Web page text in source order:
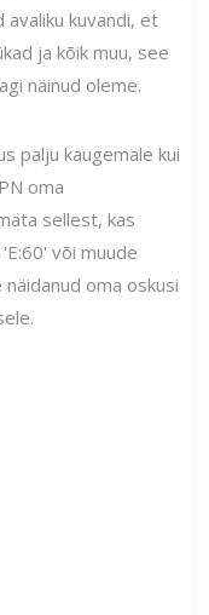
kuvandi, et
ja kõik muu, see
näinud oleme.
palju kaugemale kui
oma
sellest, kas
või muude
oma oskusi